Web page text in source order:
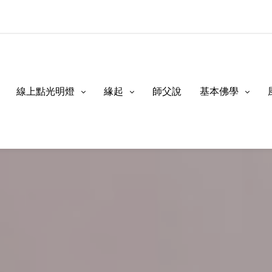
線上點光明燈 緣起 師父說 基本佛學